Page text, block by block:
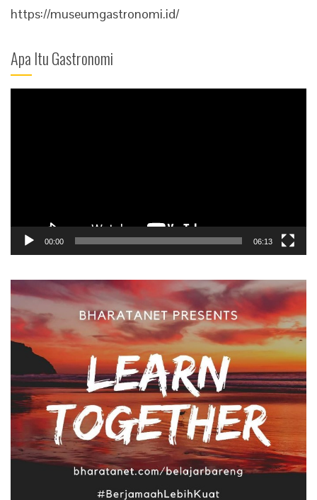
https://museumgastronomi.id/
Apa Itu Gastronomi
00:00 06:13